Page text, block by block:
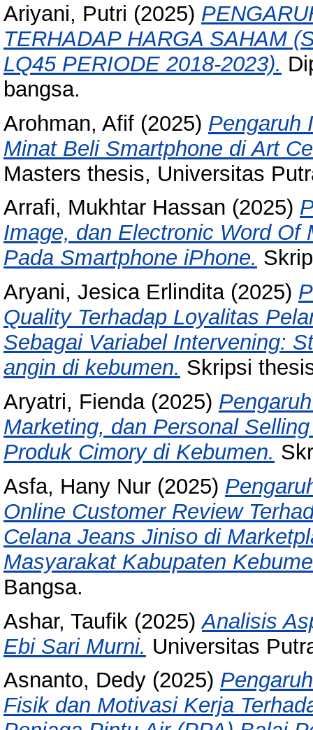
Ariyani, Putri (2025)
TERHADAP HARGA SAHAM
LQ45 PERIODE 2018-2023).
bangsa.
Arohman, Afif (2025) Pengaruh
Minat Beli Smartphone di Art
Masters thesis, Universitas
Arrafi, Mukhtar Hassan (2025)
Image, dan Electronic Word Of
Pada Smartphone iPhone.
Aryani, Jesica Erlindita(2025)
Quality Terhadap Loyalitas
Sebagai Variabel Intervening:
angin di kebumen. Skripsi
Aryatri, Fienda(2025)
Marketing, dan Personal
Produk Cimory di Kebumen.
Asfa, Hany Nur (2025)
Online Customer Review
Celana Jeans Jiniso di
Masyarakat Kabupaten
Bangsa.
Ashar, Taufik (2025)Analisis
Ebi Sari Murni. Universitas
Asnanto, Dedy (2025)
Fisik dan Motivasi Kerja